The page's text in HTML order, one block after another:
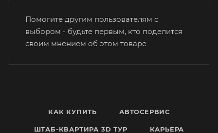
Помогите другим пользователям с
выбором - будьте первым, кто поделится
своим мнением об этом товаре
КАК КУПИТЬ АВТОСЕРВИС
ШТАБ-КВАРТИРА 3D ТУР КАРЬЕРА